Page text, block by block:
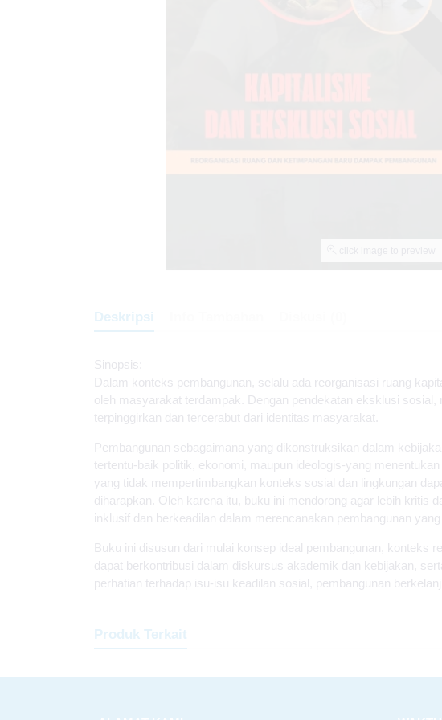
Deskripsi
Sinopsis:
Dalam konteks pembangunan, selalu ada reorganisasi ruang
oleh masyarakat terdampak. Dengan pendekatan eksklusi
terpinggirkan dan tercerabut dari identitas masyarakat.
Pembangunan sebagaimana yang dikonstruksikan dalam
tertentu-baik politik, ekonomi, maupun ideologis-yang
yang tidak mempertimbangkan konteks sosial dan lingkungan
diharapkan. Oleh karena itu, buku ini mendorong agar lebih kritis
inklusif dan berkeadilan dalam merencanakan pembangunan
Buku ini disusun dari mulai konsep ideal pembangunan, konteks
dapat berkontribusi dalam diskursus akademik dan kebijakan,
perhatian terhadap isu-isu keadilan sosial, pembangunan
Produk Terkait